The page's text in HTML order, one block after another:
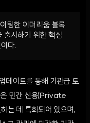
팅한 이더리움 블록
출시하기 위한 핵심
다.
데이트를 통해 기관급 토
은 민간 신용(Private
는 데 특화되어 있으며,